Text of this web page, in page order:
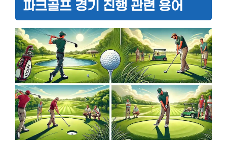
파크골프 경기 진행 관련 용어